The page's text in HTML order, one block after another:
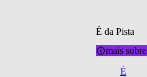
É da Pista
mais sobre
É